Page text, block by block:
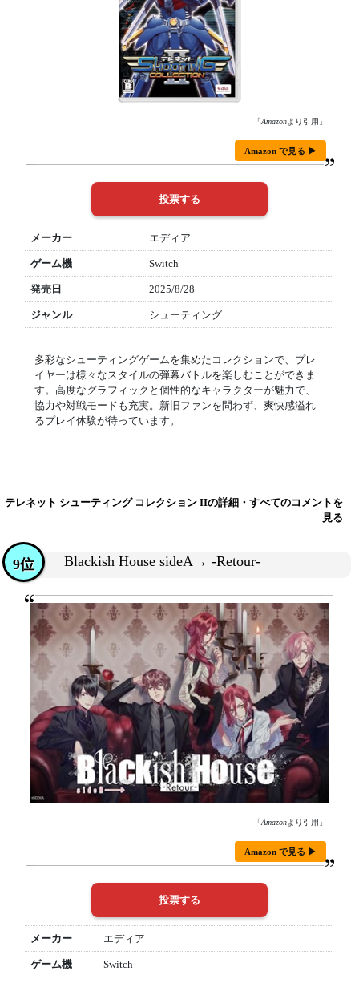
「Amazonより引用」
Amazon で見る ▶
メーカー エディア
ゲーム機 Switch
発売日 2025/8/28
ジャンル シューティング
多彩なシューティングゲームを集めたコレクションで、プレ
イヤーは様々なスタイルの弾幕バトルを楽しむことができま
す。高度なグラフィックと個性的なキャラクターが魅力で、
協力や対戦モードも充実。新旧ファンを問わず、爽快感溢れ
るプレイ体験が待っています。
テレネット シューティング コレクション IIの詳細・すべてのコメントを
見る
Blackish House sideA→ -Retour-
9位
「Amazonより引用」
Amazon で見る ▶
メーカー エディア
ゲーム機 Switch